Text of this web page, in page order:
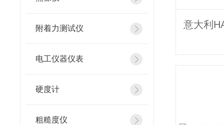
附着力测试仪
电工仪器仪表
硬度计
粗糙度仪